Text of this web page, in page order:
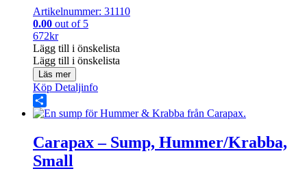
Artikelnummer: 31110
0.00 out of 5
672kr
Lägg till i önskelista
Lägg till i önskelista
Läs mer
Köp Detaljinfo
Share
Carapax – Sump, Hummer/Krabba,
Small